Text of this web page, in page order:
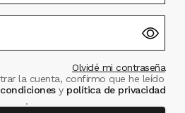
Olvidé mi contraseña
la cuenta, confirmo que he leído
ypolítica de privacidad
.